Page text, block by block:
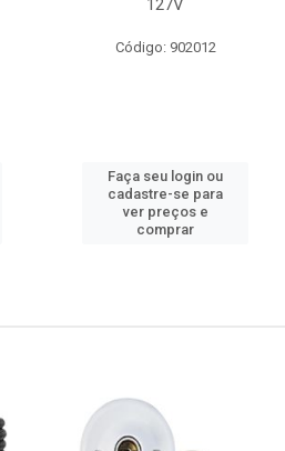
127V
Código: 902012
Faça seu login ou
cadastre-se para
ver preços e
comprar